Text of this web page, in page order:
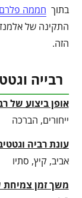
בתוך חממה פלרם
התקינה של
הזה.
רבייה
אופן ביצוע של
ייחורים, הברכה
עונת רביה
אביב, קיץ, סתיו
משך זמן צמיחת